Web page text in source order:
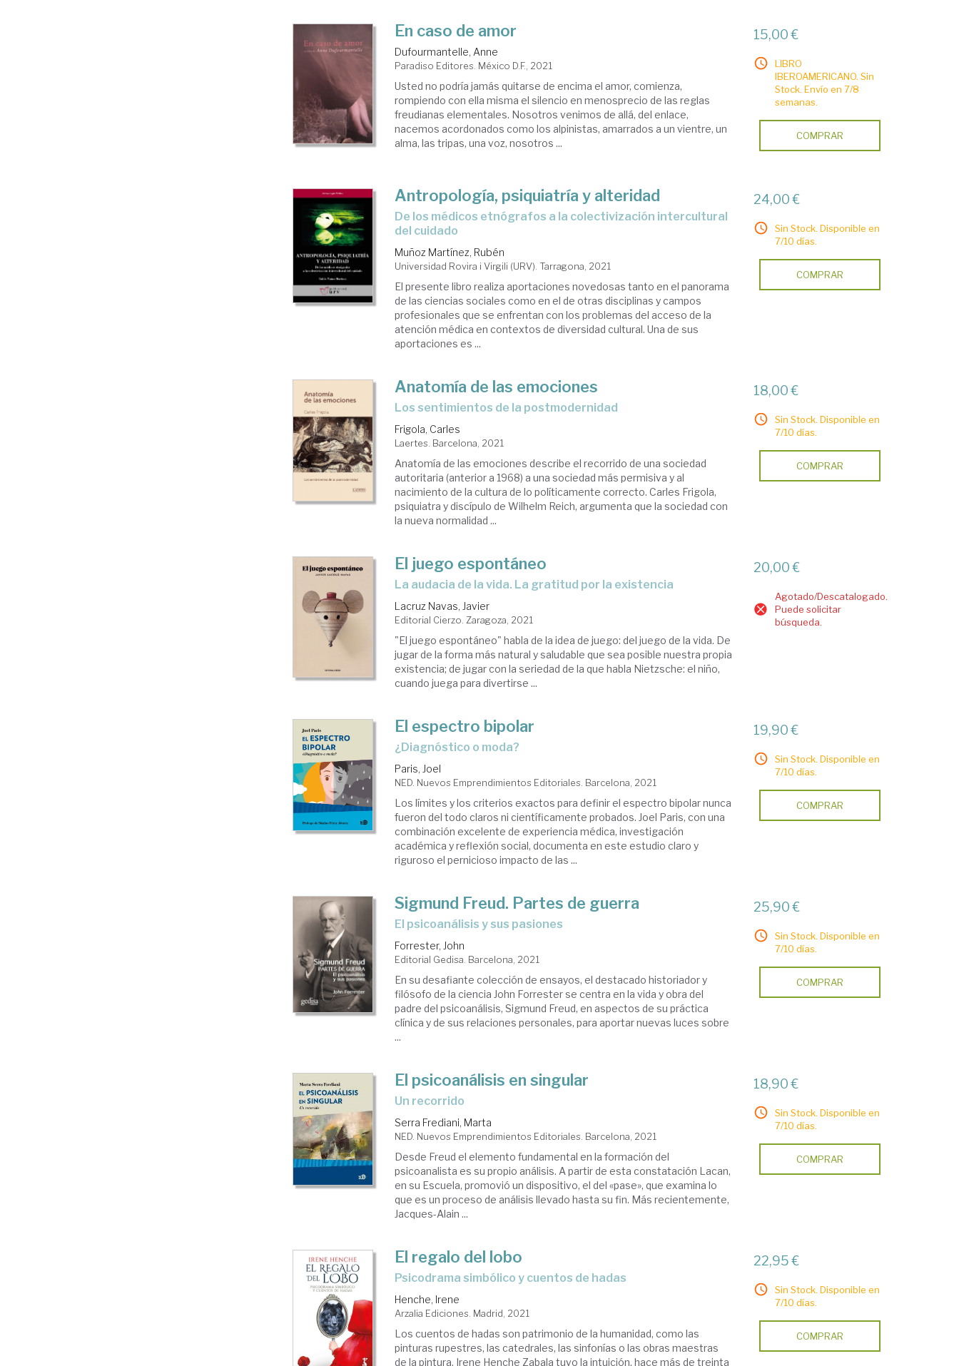
En caso de amor
Dufourmantelle, Anne
Paradiso Editores. México D.F., 2021
Usted no podría jamás quitarse de encima el amor, comienza,
rompiendo con ella misma el silencio en menosprecio de las reglas
freudianas elementales. Nosotros venimos de allá, del enlace,
nacemos acordonados como los alpinistas, amarrados a un vientre, un
alma, las tripas, una voz, nosotros ...
15,00 €
LIBRO
IBEROAMERICANO. Sin
Stock. Envío en 7/8
semanas.
COMPRAR
Antropología, psiquiatría y alteridad
de los médicos etnógrafos a la colectivización intercultural
del cuidado
Muñoz Martínez, Rubén
Universidad Rovira i Virgili (URV). Tarragona, 2021
El presente libro realiza aportaciones novedosas tanto en el panorama
de las ciencias sociales como en el de otras disciplinas y campos
profesionales que se enfrentan con los problemas del acceso de la
atención médica en contextos de diversidad cultural. Una de sus
aportaciones es ...
24,00 €
Sin Stock. Disponible en
7/10 días.
COMPRAR
Anatomía de las emociones
los sentimientos de la postmodernidad
Frigola, Carles
Laertes. Barcelona, 2021
Anatomía de las emociones describe el recorrido de una sociedad
autoritaria (anterior a 1968) a una sociedad más permisiva y al
nacimiento de la cultura de lo políticamente correcto. Carles Frigola,
psiquiatra y discípulo de Wilhelm Reich, argumenta que la sociedad con
la nueva normalidad ...
18,00 €
Sin Stock. Disponible en
7/10 días.
COMPRAR
El juego espontáneo
La audacia de la vida. La gratitud por la existencia
Lacruz Navas, Javier
Editorial Cierzo. Zaragoza, 2021
"El juego espontáneo" habla de la idea de juego: del juego de la vida. De
jugar de la forma más natural y saludable que sea posible nuestra propia
existencia; de jugar con la seriedad de la que habla Nietzsche: el niño,
cuando juega para divertirse ...
20,00 €
Agotado/Descatalogado.
Puede solicitar
búsqueda.
El espectro bipolar
¿Diagnóstico o moda?
Paris, Joel
NED. Nuevos Emprendimientos Editoriales. Barcelona, 2021
Los límites y los criterios exactos para definir el espectro bipolar nunca
fueron del todo claros ni científicamente probados. Joel Paris, con una
combinación excelente de experiencia médica, investigación
académica y reflexión social, documenta en este estudio claro y
riguroso el pernicioso impacto de las ...
19,90 €
Sin Stock. Disponible en
7/10 días.
COMPRAR
Sigmund Freud. Partes de guerra
El psicoanálisis y sus pasiones
Forrester, John
Editorial Gedisa. Barcelona, 2021
En su desafiante colección de ensayos, el destacado historiador y
filósofo de la ciencia John Forrester se centra en la vida y obra del
padre del psicoanálisis, Sigmund Freud, en aspectos de su práctica
clínica y de sus relaciones personales, para aportar nuevas luces sobre
...
25,90 €
Sin Stock. Disponible en
7/10 días.
COMPRAR
El psicoanálisis en singular
un recorrido
Serra Frediani, Marta
NED. Nuevos Emprendimientos Editoriales. Barcelona, 2021
Desde Freud el elemento fundamental en la formación del
psicoanalista es su propio análisis. A partir de esta constatación Lacan,
en su Escuela, promovió un dispositivo, el del «pase», que examina lo
que es un proceso de análisis llevado hasta su fin. Más recientemente,
Jacques-Alain ...
18,90 €
Sin Stock. Disponible en
7/10 días.
COMPRAR
El regalo del lobo
psicodrama simbólico y cuentos de hadas
Henche, Irene
Arzalia Ediciones. Madrid, 2021
Los cuentos de hadas son patrimonio de la humanidad, como las
pinturas rupestres, las catedrales, las sinfonías o las obras maestras
de la pintura. Irene Henche Zabala tuvo la intuición, hace más de treinta
22,95 €
Sin Stock. Disponible en
7/10 días.
COMPRAR